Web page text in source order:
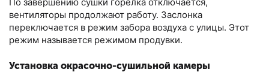
вентиляторы продолжают работу. Заслонка
переключается в режим забора воздуха с улицы. Этот
режим называется режимом продувки.
Установка окрасочно-сушильной камеры